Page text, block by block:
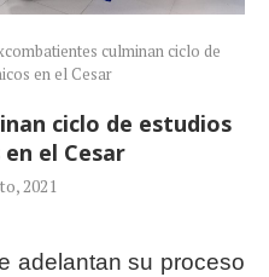
culminan ciclo de
en el Cesar
ciclo de estudios
el Cesar
2021
adelantan su proceso